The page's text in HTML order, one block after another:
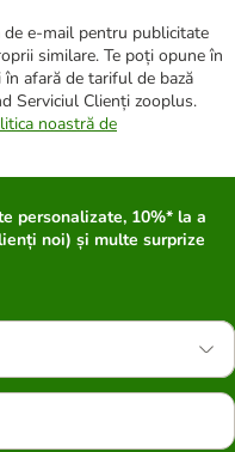
e-mail pentru publicitate
similare. Te poți opune în
afară de tariful de bază
Serviciul Clienți zooplus.
noastră de
personalizate, 10%* la a
noi) și multe surprize